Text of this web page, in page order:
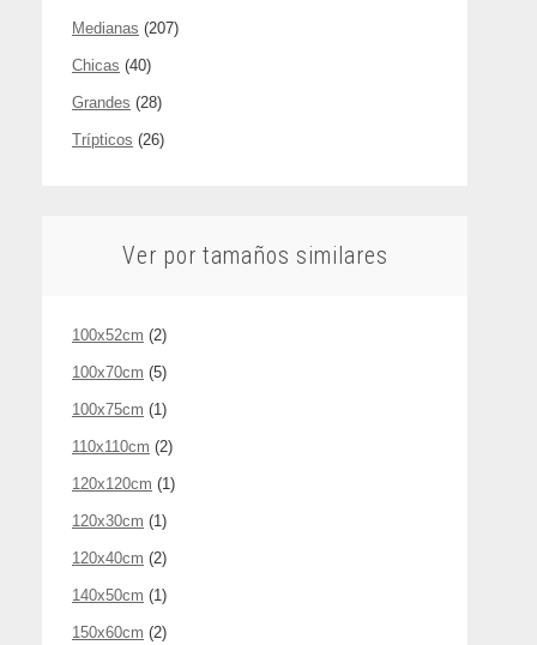
Medianas (207)
Chicas (40)
Grandes (28)
Trípticos (26)
Ver por tamaños similares
100x52cm (2)
100x70cm (5)
100x75cm (1)
110x110cm (2)
120x120cm (1)
120x30cm (1)
120x40cm (2)
140x50cm (1)
150x60cm (2)